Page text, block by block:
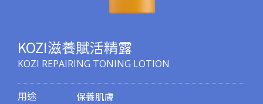
KOZI滋養賦活精露
KOZI REPAIRING TONING LOTION
用途
保養肌膚